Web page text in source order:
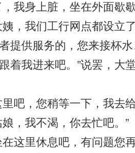
身上脏，坐在外面歇
我们工行网点都设立
提供服务的，您来接杯
着我进来吧。”说罢，大
，您稍等一下，我去给
，我不渴，你去忙吧。”
里休息吧，有问题您